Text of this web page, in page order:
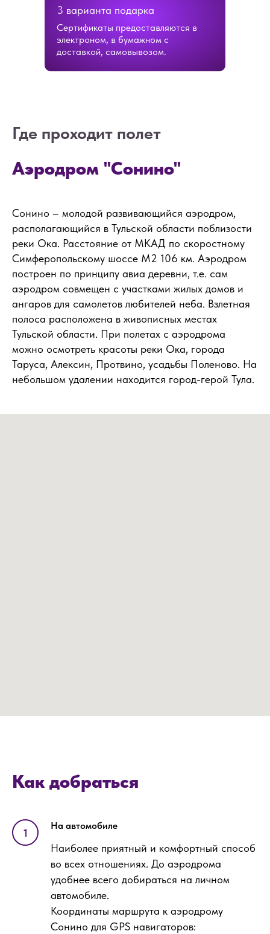
3 варианта подарка
Сертификаты предоставляются в
электроном, в бумажном с
доставкой, самовывозом.
Где проходит полет
Аэродром "Сонино"
Сонино – молодой развивающийся аэродром,
располагающийся в Тульской области поблизости
реки Ока. Расстояние от МКАД по скоростному
Симферопольскому шоссе М2 106 км. Аэродром
построен по принципу авиа деревни, т.е. сам
аэродром совмещен с участками жилых домов и
ангаров для самолетов любителей неба. Взлетная
полоса расположена в живописных местах
Тульской области. При полетах с аэродрома
можно осмотреть красоты реки Ока, города
Таруса, Алексин, Протвино, усадьбы Поленово. На
небольшом удалении находится город-герой Тула.
Как добраться
На автомобиле
Наиболее приятный и комфортный способ
во всех отношениях. До аэродрома
удобнее всего добираться на личном
автомобиле.
Координаты маршрута к аэродрому
Сонино для GPS навигаторов:
ОСТАЛИСЬ
Если вы хотите узнать подробнее о
проведении мероприятия, не
стесняйтесь - пишите или звоните, мы
будем рады вам помочь!